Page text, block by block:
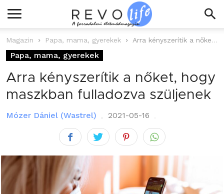
Magazin Papa, mama, gyerekek Arra kényszerítik a nőket, hogy maszkban fulladozva szüljenek
Papa, mama, gyerekek
Arra kényszerítik a nőket, hogy
maszkban fulladozva szüljenek
Mózer Dániel (Wastrel) 2021-05-16